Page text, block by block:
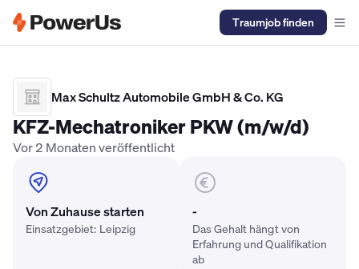
Traumjob finden
Max Schultz Automobile GmbH & Co. KG
KFZ-Mechatroniker PKW (m/w/d)
Vor 2 Monaten veröffentlicht
Von Zuhause starten
Einsatzgebiet: Leipzig
-
Das Gehalt hängt von
Erfahrung und Qualifikation
ab